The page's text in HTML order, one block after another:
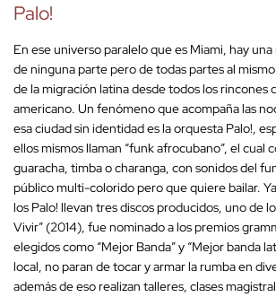
Palo!
En ese universo paralelo que es Miami, hay
de ninguna parte pero de todas partes al
de la migración latina desde todos los rincones
americano. Un fenómeno que acompaña las
esa ciudad sin identidad es la orquesta Palo!,
ellos mismos llaman “funk afrocubano”, el cual
guaracha, timba o charanga, con sonidos del
público multi-colorido pero que quiere bailar.
los Palo! llevan tres discos producidos, uno de
Vivir” (2014), fue nominado a los premios
elegidos como “Mejor Banda” y “Mejor banda
local, no paran de tocar y armar la rumba en
además de eso realizan talleres, clases